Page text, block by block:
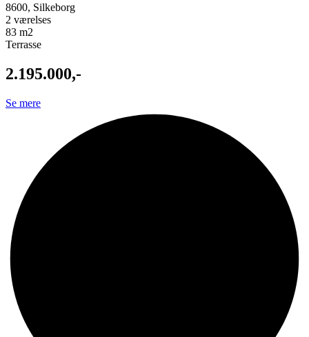
8600, Silkeborg
2 værelses
83 m2
Terrasse
2.195.000,-
Se mere